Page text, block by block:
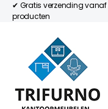
✔ Gratis verzending
producten